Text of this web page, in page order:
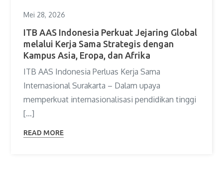
Mei 28, 2026
ITB AAS Indonesia Perkuat Jejaring Global
melalui Kerja Sama Strategis dengan
Kampus Asia, Eropa, dan Afrika
ITB AAS Indonesia Perluas Kerja Sama
Internasional Surakarta – Dalam upaya
memperkuat internasionalisasi pendidikan tinggi
[…]
READ MORE